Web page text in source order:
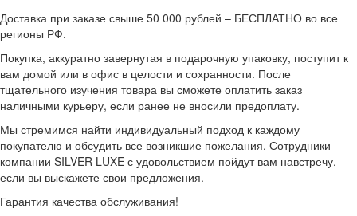
Доставка при заказе свыше 50 000 рублей – БЕСПЛАТНО во все
регионы РФ.
Покупка, аккуратно завернутая в подарочную упаковку, поступит к
вам домой или в офис в целости и сохранности. После
тщательного изучения товара вы сможете оплатить заказ
наличными курьеру, если ранее не вносили предоплату.
Мы стремимся найти индивидуальный подход к каждому
покупателю и обсудить все возникшие пожелания. Сотрудники
компании SILVER LUXE с удовольствием пойдут вам навстречу,
если вы выскажете свои предложения.
Гарантия качества обслуживания!